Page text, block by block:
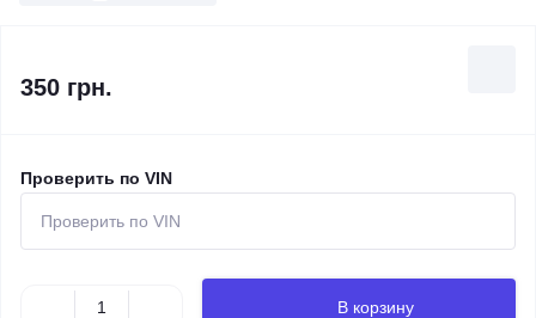
350 грн.
Проверить по VIN
В корзину